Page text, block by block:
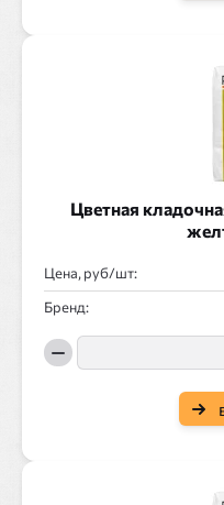
Цветная
Цена, руб/ :
Бренд: